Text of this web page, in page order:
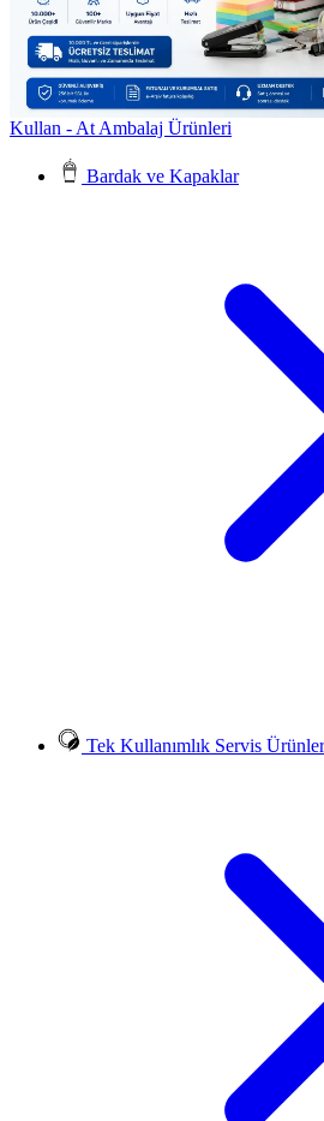
Kullan - At Ambalaj Ürünleri
Bardak ve Kapaklar
Tek Kullanımlık Servis